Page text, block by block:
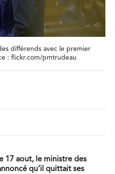
différends avec le premier
: flickr.com/pmtrudeau
17 aout, le ministre des
qu’il quittait ses